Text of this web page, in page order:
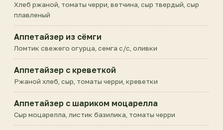
Хлеб ржаной, томаты черри, ветчина, сыр твердый, сыр
плавленый
Аппетайзер из сёмги
Ломтик свежего огурца, семга с/с, оливки
Аппетайзер с креветкой
Ржаной хлеб, сыр, томаты черри, креветки
Аппетайзер с шариком моцарелла
Сыр моцарелла, листик базилика, томаты черри